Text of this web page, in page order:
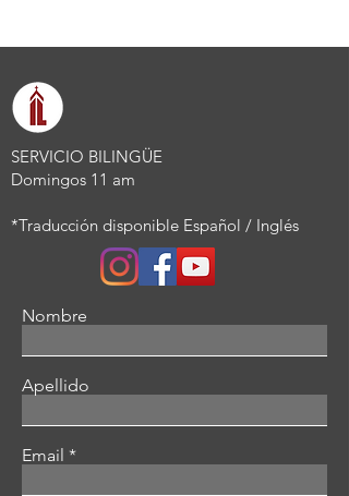
SERVICIO BILINGÜE
Domingos 11 am
*Traducción disponible Español / Inglés
Nombre
Apellido
Email